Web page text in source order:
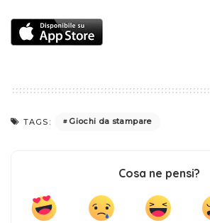
TAGS: Giochi da stampare
Cosa ne pensi?